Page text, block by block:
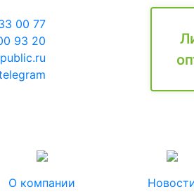
00 77
93 20
О компании